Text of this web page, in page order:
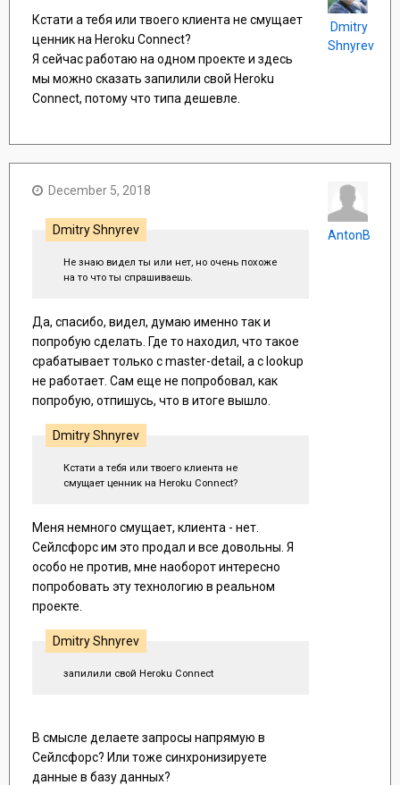
Кстати а тебя или твоего клиента не смущает
ценник на Heroku Connect?
Я сейчас работаю на одном проекте и здесь
мы можно сказать запилили свой Heroku
Connect, потому что типа дешевле.
Dmitry
Shnyrev
December 5, 2018
Dmitry Shnyrev
Не знаю видел ты или нет, но очень похоже
на то что ты спрашиваешь.
Да, спасибо, видел, думаю именно так и
попробую сделать. Где то находил, что такое
срабатывает только с master-detail, а с lookup
не работает. Сам еще не попробовал, как
попробую, отпишусь, что в итоге вышло.
Dmitry Shnyrev
Кстати а тебя или твоего клиента не
смущает ценник на Heroku Connect?
Меня немного смущает, клиента - нет.
Сейлсфорс им это продал и все довольны. Я
особо не против, мне наоборот интересно
попробовать эту технологию в реальном
проекте.
Dmitry Shnyrev
запилили свой Heroku Connect
В смысле делаете запросы напрямую в
Сейлсфорс? Или тоже синхронизируете
данные в базу данных?
AntonB